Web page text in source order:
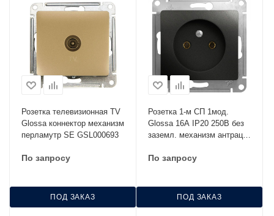
Розетка телевизионная TV
Glossa коннектор механизм
перламутр SE GSL000693
По запросу
ПОД ЗАКАЗ
Розетка 1-м СП 1мод.
Glossa 16А IP20 250В без
заземл. механизм антрацит
По запросу
ПОД ЗАКАЗ